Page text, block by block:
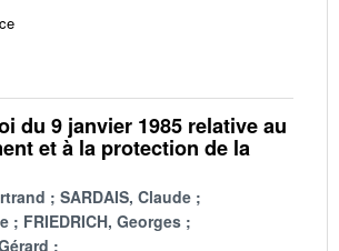
du 9 janvier 1985 relative au
et à la protection de la
SARDAIS, Claude
FRIEDRICH, Georges